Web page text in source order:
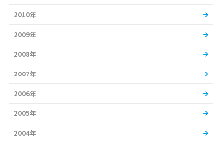
2010年
2009年
2008年
2007年
2006年
2005年
2004年